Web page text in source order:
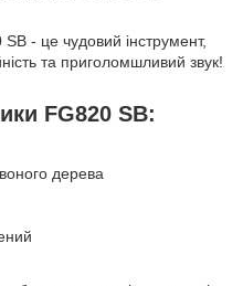
- це чудовий інструмент,
та приголомшливий звук!
FG820 SB:
дерева